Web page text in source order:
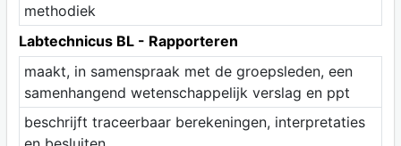
methodiek
Labtechnicus BL - Rapporteren
maakt, in samenspraak met de groepsleden, een
samenhangend wetenschappelijk verslag en ppt
beschrijft traceerbaar berekeningen, interpretaties